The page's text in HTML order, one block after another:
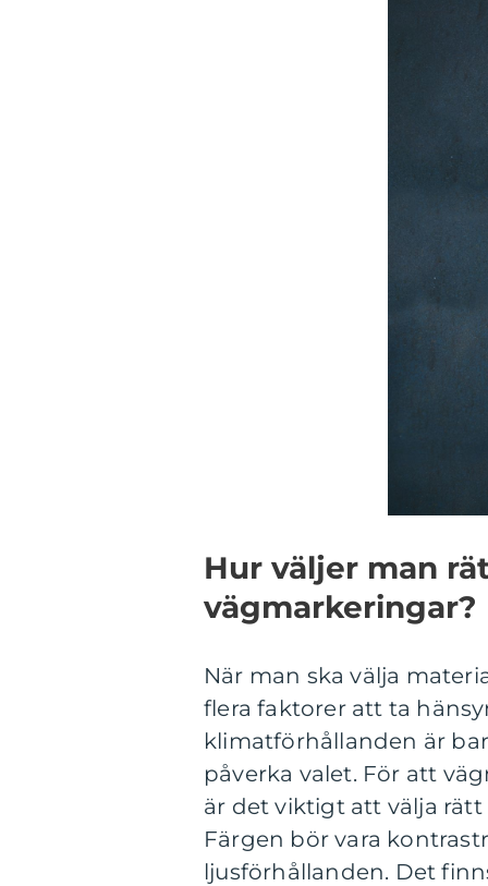
Hur väljer man
vägmarkeringar?
När man ska välja
flera faktorer att ta
klimatförhållanden är
påverka valet. För att
är det viktigt att välja
Färgen bör vara
ljusförhållanden. Det